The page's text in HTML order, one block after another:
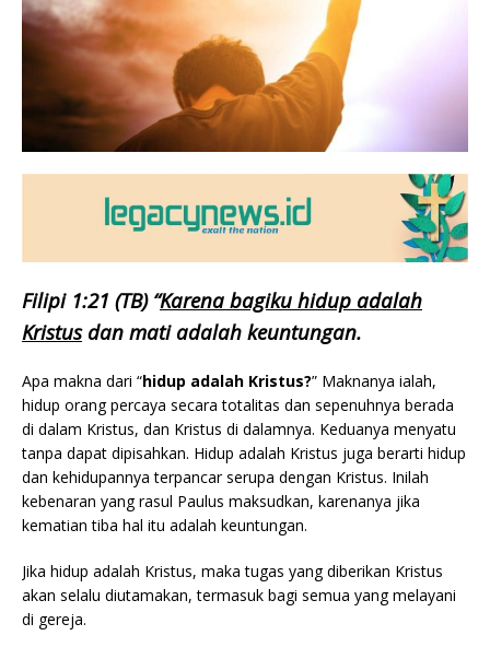
Filipi 1:21 (TB) “Karena bagiku hidup adalah
Kristusdan mati adalah keuntungan.
Apa makna dari “hidup adalah Kristus?” Maknanya ialah,
hidup orang percaya secara totalitas dan sepenuhnya berada
di dalam Kristus, dan Kristus di dalamnya. Keduanya menyatu
tanpa dapat dipisahkan. Hidup adalah Kristus juga berarti hidup
dan kehidupannya terpancar serupa dengan Kristus. Inilah
kebenaran yang rasul Paulus maksudkan, karenanya jika
kematian tiba hal itu adalah keuntungan.
Jika hidup adalah Kristus, maka tugas yang diberikan Kristus
akan selalu diutamakan, termasuk bagi semua yang melayani
di gereja.